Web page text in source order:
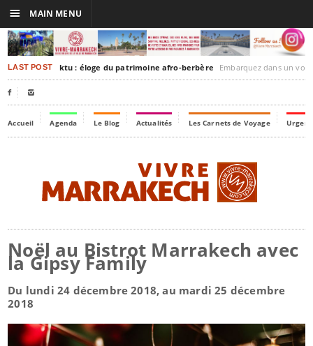
LAST POSTTimbuktu : éloge du patrimoine afro-berbère Embarquez dans un voyage culturel dans le
 
Accueil Agenda Le Blog Actualités Les Carnets de Voyage
Noël au Bistrot Marrakech avec
la Gipsy Family
Du lundi 24 décembre 2018, au mardi 25 décembre
2018
☰ MAIN MENU